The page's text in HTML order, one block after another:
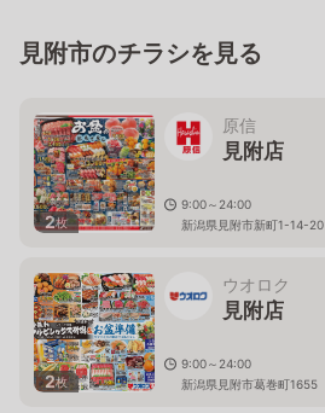
見附市のチラシを見る
2枚
原信
見附店
9:00～24:00
新潟県見附市新町1-14-20
2枚
ウオロク
見附店
9:00～24:00
新潟県見附市葛巻町1655